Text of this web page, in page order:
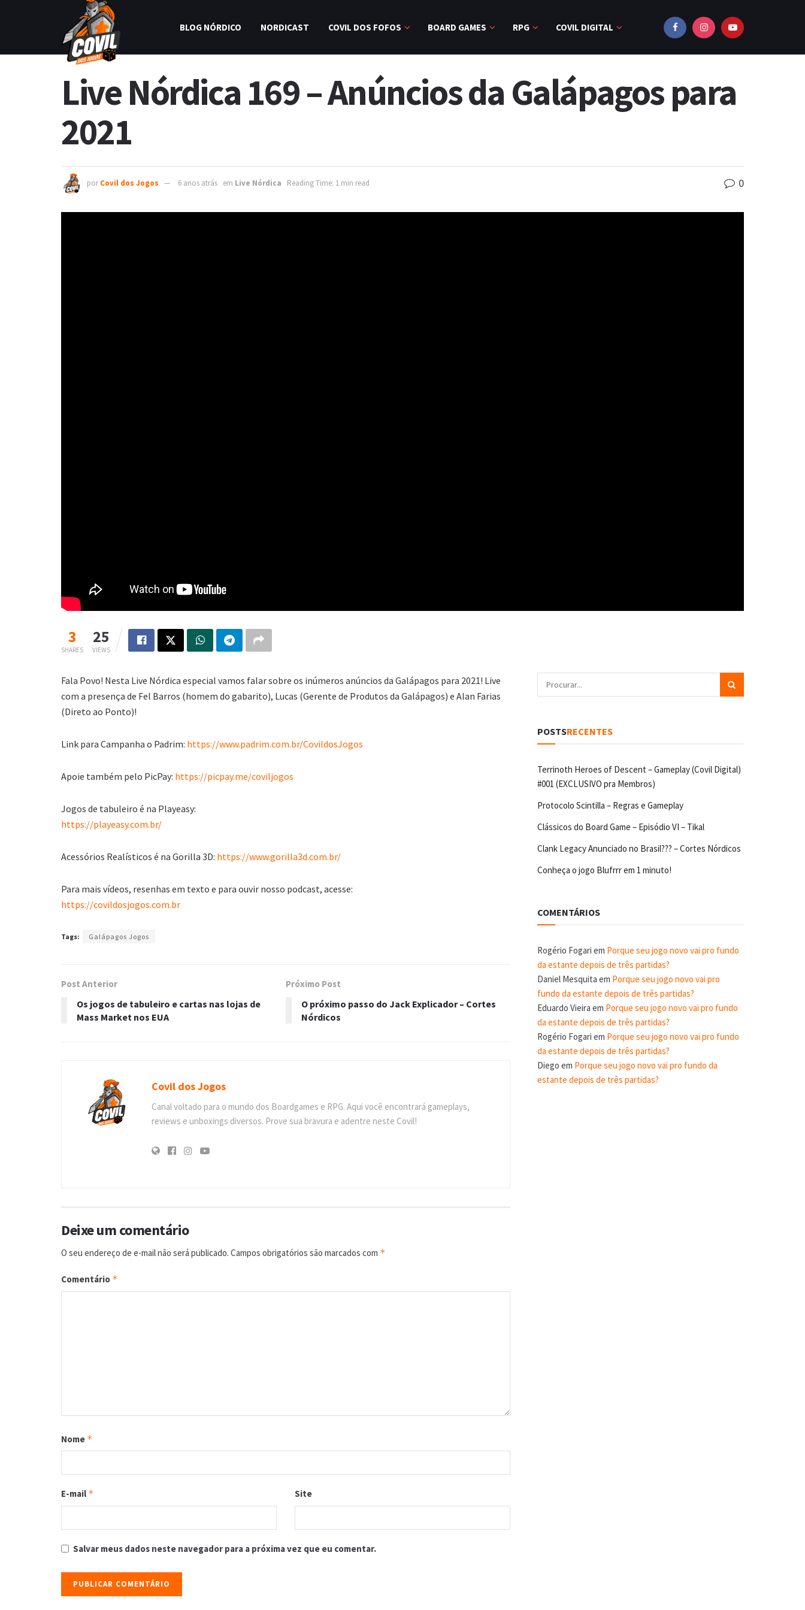
BLOG NÓRDICO NORDICAST COVIL DOS FOFOS BOARD GAMES RPG COVIL DIGITAL
Live Nórdica 169 – Anúncios da Galápagos para
2021
por Covil dos Jogos 6 anos atrás em Live Nórdica Reading Time: 1 min read 0
3
SHARES
25
VIEWS
Fala Povo! Nesta Live Nórdica especial vamos falar sobre os inúmeros anúncios da Galápagos para 2021! Live
com a presença de Fel Barros (homem do gabarito), Lucas (Gerente de Produtos da Galápagos) e Alan Farias
(Direto ao Ponto)!
Link para Campanha o Padrim: https://www.padrim.com.br/CovildosJogos
Apoie também pelo PicPay: https://picpay.me/coviljogos
Jogos de tabuleiro é na Playeasy:
https://playeasy.com.br/
Acessórios Realísticos é na Gorilla 3D: https://www.gorilla3d.com.br/
Para mais vídeos, resenhas em texto e para ouvir nosso podcast, acesse:
https://covildosjogos.com.br
Tags: Galápagos Jogos
Post Anterior
Os jogos de tabuleiro e cartas nas lojas de
Mass Market nos EUA
Próximo Post
O próximo passo do Jack Explicador – Cortes
Nórdicos
Covil dos Jogos
Canal voltado para o mundo dos Boardgames e RPG. Aqui você encontrará gameplays,
reviews e unboxings diversos. Prove sua bravura e adentre neste Covil!
Deixe um comentário
O seu endereço de e-mail não será publicado. Campos obrigatórios são marcados com *
Comentário *
Nome *
E-mail * Site
Salvar meus dados neste navegador para a próxima vez que eu comentar.
POSTSRECENTES
Terrinoth Heroes of Descent – Gameplay (Covil Digital)
#001 (EXCLUSIVO pra Membros)
Protocolo Scintilla – Regras e Gameplay
Clássicos do Board Game – Episódio VI – Tikal
Clank Legacy Anunciado no Brasil??? – Cortes Nórdicos
Conheça o jogo Blufrrr em 1 minuto!
COMENTÁRIOS
Rogério Fogari em Porque seu jogo novo vai pro fundo
da estante depois de três partidas?
Daniel Mesquita em Porque seu jogo novo vai pro
fundo da estante depois de três partidas?
Eduardo Vieira em Porque seu jogo novo vai pro fundo
da estante depois de três partidas?
Rogério Fogari em Porque seu jogo novo vai pro fundo
da estante depois de três partidas?
Diego em Porque seu jogo novo vai pro fundo da
estante depois de três partidas?